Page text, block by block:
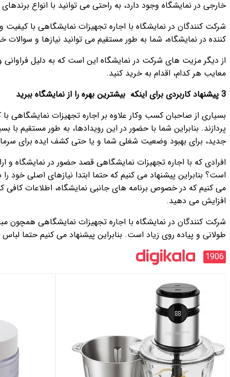
خارجی در نمایشگاه وجود دارد، به راحتی می توانید با انواع
شرکت کنندگان در نمایشگاه با اجاره تجهیزات نمایشگاهی با
کننده در نمایشگاه، شما به طور مستقیم می توانید نیازها و سوالات
از دیگر مزیت های شرکت در نمایشگاه این است که به دلیل فراوانی
معایب هر کدام، اقدام به خرید کنید.
3 پیشنهاد کاربردی برای اینکه بیشترین بهره را از نمایشگاه ببرید
بسیاری از صاحبان کسب وکار علاوه بر اجاره تجهیزات نمایشگاهی
پردازند. بنابراین شما با حضور در این رویدادها، به طور مستقیم
جدید، برای بهبود وضعیت شغلی شما و یا حتی کشف ایده برای
افرادی که با اجاره تجهیزات نمایشگاهی قصد حضور در نمایشگاه و
است؟ بنابراین پیشنهاد می کنیم که حتما ابتدا نیازهای اصلی خود
می کنیم که در خصوص برنامه های جانبی نمایشگاه، اطلاعات
افزایش می دهید.
شرکت کنندگان در نمایشگاه با اجاره تجهیزات نمایشگاهی همچون
طولانی و پیاده روی زیاد است. بنابراین پیشنهاد می کنیم حتما
1906